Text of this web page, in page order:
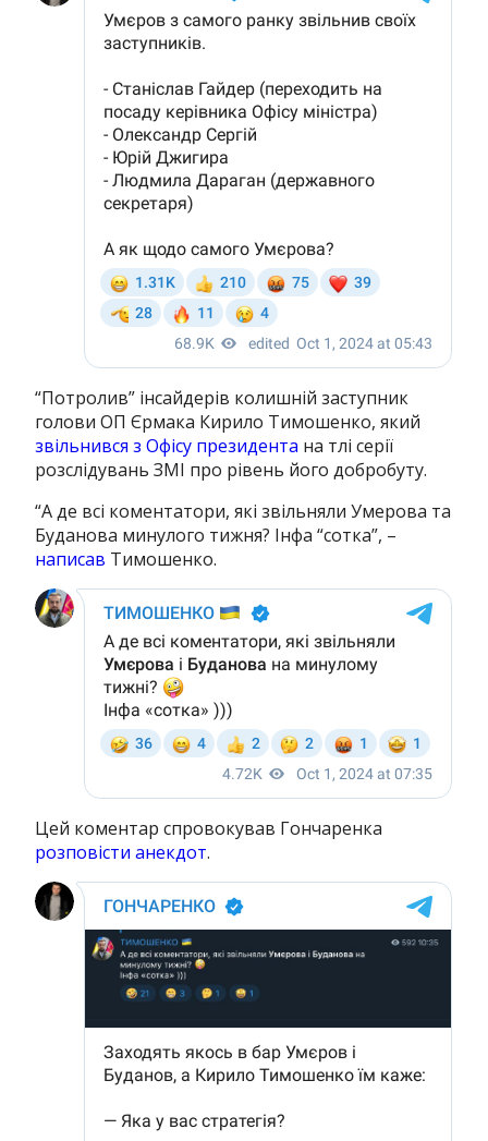
“Потролив” інсайдерів колишній заступник
голови ОП Єрмака Кирило Тимошенко, який
звільнився з Офісу президента на тлі серії
розслідувань ЗМІ про рівень його добробуту.
“А де всі коментатори, які звільняли Умерова та
Буданова минулого тижня? Інфа “сотка”, –
написав Тимошенко.
Цей коментар спровокував Гончаренка
розповісти анекдот.